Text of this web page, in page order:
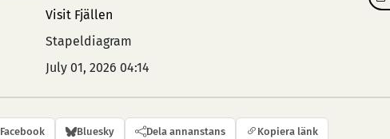
Visit Fjällen
Stapeldiagram
July 01, 2026 04:14
Facebook Bluesky Dela annanstans Kopiera länk